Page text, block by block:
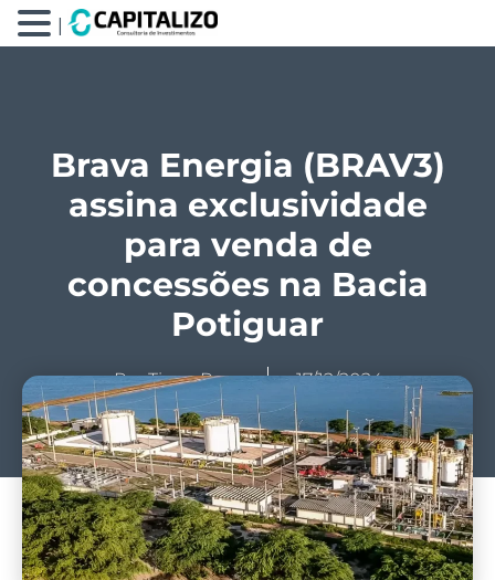
Brava Energia (BRAV3)
assina exclusividade
para venda de
concessões na Bacia
Potiguar
PorTiago Prux 17/12/2024